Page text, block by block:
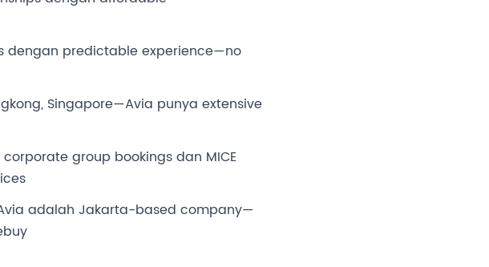
dengan predictable experience—no
Singapore—Avia punya extensive
group bookings dan MICE
adalah Jakarta-based company—